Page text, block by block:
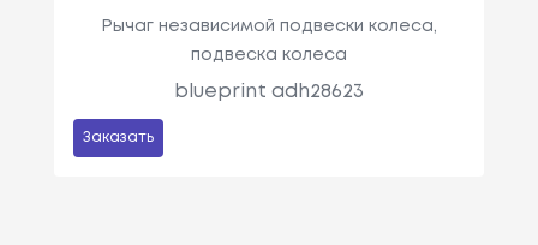
Рычаг независимой подвески колеса,
подвеска колеса
blueprint adh28623
Заказать